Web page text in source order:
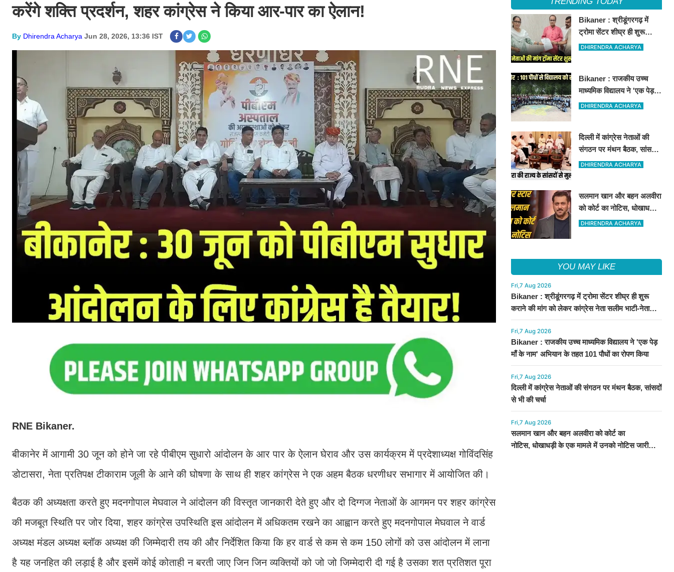
करेंगे शक्ति प्रदर्शन, शहर कांग्रेस ने किया आर-पार का ऐलान!
By Dhirendra Acharya Jun 28, 2026, 13:36 IST
RNE Bikaner.
बीकानेर में आगामी 30 जून को होने जा रहे पीबीएम सुधारो आंदोलन के आर पार के ऐलान घेराव और उस कार्यक्रम में प्रदेशाध्यक्ष गोविंदसिंह
डोटासरा, नेता प्रतिपक्ष टीकाराम जूली के आने की घोषणा के साथ ही शहर कांग्रेस ने एक अहम बैठक धरणीधर सभागार में आयोजित की।
बैठक की अध्यक्षता करते हुए मदनगोपाल मेघवाल ने आंदोलन की विस्तृत जानकारी देते हुए और दो दिग्गज नेताओं के आगमन पर शहर कांग्रेस
की मजबूत स्थिति पर जोर दिया, शहर कांग्रेस उपस्थिति इस आंदोलन में अधिकतम रखने का आह्वान करते हुए मदनगोपाल मेघवाल ने वार्ड
अध्यक्ष मंडल अध्यक्ष ब्लॉक अध्यक्ष की जिम्मेदारी तय की और निर्देशित किया कि हर वार्ड से कम से कम 150 लोगों को उस आंदोलन में लाना
है यह जनहित की लड़ाई है और इसमें कोई कोताही न बरती जाए जिन जिन व्यक्तियों को जो जो जिम्मेदारी दी गई है उसका शत प्रतिशत पूरा
Bikaner : श्रीडूंगरगढ़ में
ट्रोमा सेंटर शीघ्र ही शुरू
कराने की मांग को लेकर कांग्रेस
DHIRENDRA ACHARYA
Bikaner : राजकीय उच्च
माध्यमिक विद्यालय ने 'एक पेड़ माँ
के नाम' अभियान के तहत 101
DHIRENDRA ACHARYA
दिल्ली में कांग्रेस नेताओं की
संगठन पर मंथन बैठक, सांसदों
से भी की चर्चा
DHIRENDRA ACHARYA
सलमान खान और बहन अलवीरा
को कोर्ट का नोटिस, धोखाधड़ी
के एक मामले में उनको नोटिस
DHIRENDRA ACHARYA
YOU MAY LIKE
Fri,7 Aug 2026
Bikaner : श्रीडूंगरगढ़ में ट्रोमा सेंटर शीघ्र ही शुरू
कराने की मांग को लेकर कांग्रेस नेता सलीम भाटी-नेता
नित्यानंद पारीक ने ज्ञापन सौंपा
Fri,7 Aug 2026
Bikaner : राजकीय उच्च माध्यमिक विद्यालय ने 'एक पेड़
माँ के नाम' अभियान के तहत 101 पौधों का रोपण किया
Fri,7 Aug 2026
दिल्ली में कांग्रेस नेताओं की संगठन पर मंथन बैठक, सांसदों
से भी की चर्चा
Fri,7 Aug 2026
सलमान खान और बहन अलवीरा को कोर्ट का
नोटिस, धोखाधड़ी के एक मामले में उनको नोटिस जारी